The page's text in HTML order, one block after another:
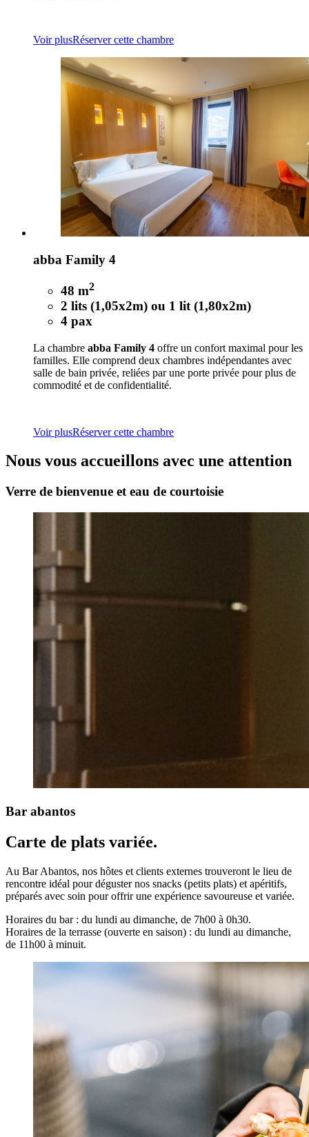
Voir plusRéserver cette chambre
abba Family 4
48 m2
2 lits (1,05x2m) ou 1 lit (1,80x2m)
4 pax
La chambre abba Family 4 offre un confort maximal pour les
familles. Elle comprend deux chambres indépendantes avec
salle de bain privée, reliées par une porte privée pour plus de
commodité et de confidentialité.
Voir plusRéserver cette chambre
Nous vous accueillons avec une attention
Verre de bienvenue et eau de courtoisie
Bar abantos
Carte de plats variée.
Au Bar Abantos, nos hôtes et clients externes trouveront le lieu de
rencontre idéal pour déguster nos snacks (petits plats) et apéritifs,
préparés avec soin pour offrir une expérience savoureuse et variée.
Horaires du bar : du lundi au dimanche, de 7h00 à 0h30.
Horaires de la terrasse (ouverte en saison) : du lundi au dimanche,
de 11h00 à minuit.